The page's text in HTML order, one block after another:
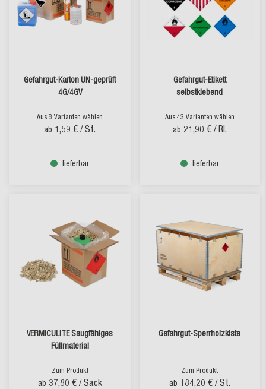
Gefahrgut-Karton UN-geprüft
4G/4GV
Aus 8 Varianten wählen
ab 1,59 € / St.
lieferbar
Gefahrgut-Etikett
selbstklebend
Aus 43 Varianten wählen
ab 21,90 € / Rl.
lieferbar
VERMICULITE Saugfähiges
Füllmaterial
Zum Produkt
ab 37,80 € / Sack
Gefahrgut-Sperrholzkiste
Zum Produkt
ab 184,20 € / St.